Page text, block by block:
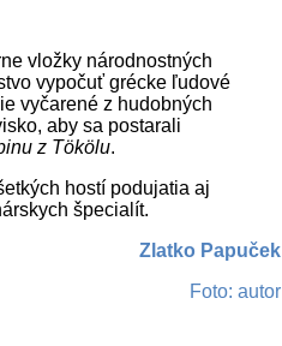
vložky národnostných
vypočuť grécke ľudové
vyčarené z hudobných
aby sa postarali
z Tökölu.
hostí podujatia aj
špecialít.
Zlatko Papuček
Foto: autor